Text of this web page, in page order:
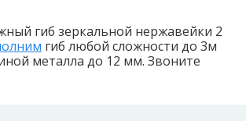
гиб зеркальной нержавейки 2
гиб любой сложности до 3м
металла до 12 мм. Звоните